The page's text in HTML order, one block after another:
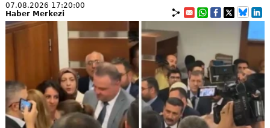
07.08.2026 17:20:00
Haber Merkezi